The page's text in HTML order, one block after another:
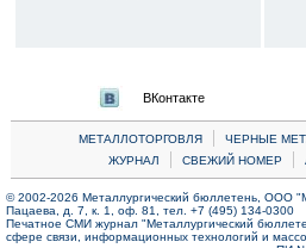
ВКонтакте
МЕТАЛЛОТОРГОВЛЯ | ЧЕРНЫЕ
ЖУРНАЛ
| СВЕЖИЙ НОМЕР |
© 2002-2026 Металлургический бюллетень, ООО
Пацаева, д. 7, к. 1, оф. 81, тел. +7 (495) 134-0300
Печатное СМИ журнал "Металлургический
сфере связи, информационных технологий и